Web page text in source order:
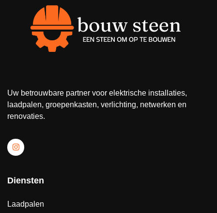
Uw betrouwbare partner voor elektrische installaties,
laadpalen, groepenkasten, verlichting, netwerken en
renovaties.
Diensten
Laadpalen